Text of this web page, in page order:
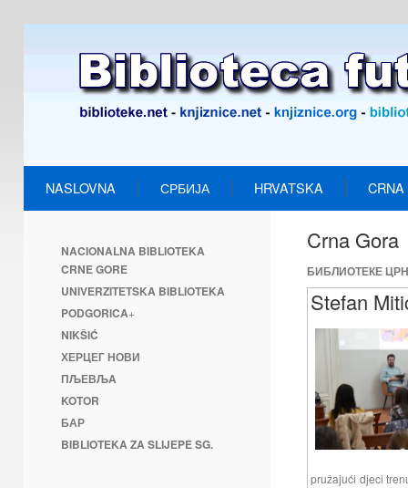
NASLOVNA СРБИЈА HRVATSKA
NACIONALNA BIBLIOTEKA
CRNE GORE
UNIVERZITETSKA BIBLIOTEKA
PODGORICA+
NIKŠIĆ
ХЕРЦЕГ НОВИ
ПЉЕВЉA
KOTOR
БАР
BIBLIOTEKA ZA SLIJEPE SG.
Crna Gora
БИБЛИОТЕКЕ
Stefan
pružajući djeci